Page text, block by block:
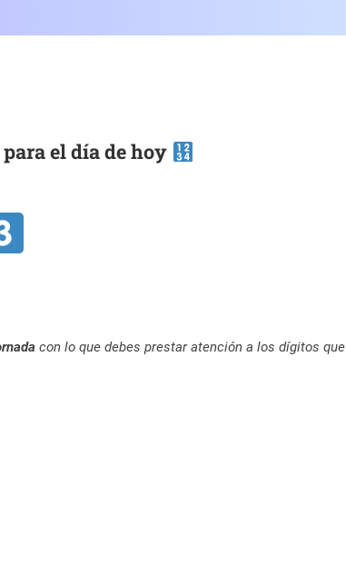
el día de hoy
con lo que debes prestar atención a los dígitos que